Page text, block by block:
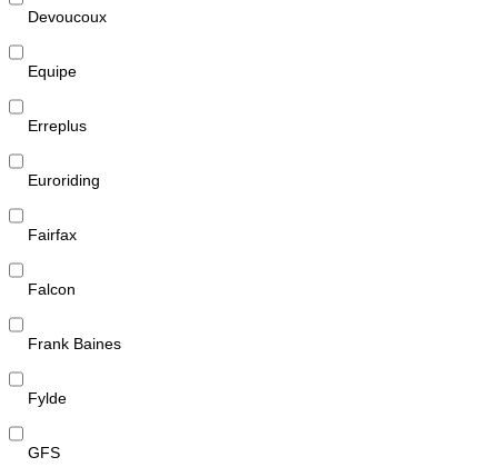
Devoucoux
Equipe
Erreplus
Euroriding
Fairfax
Falcon
Frank Baines
Fylde
GFS